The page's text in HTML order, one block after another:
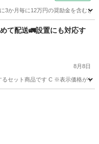
3か月毎に12万円の奨励金を含む
て配送🚛設置にも対応す
8月8日
セット商品です C ※表示価格がセ